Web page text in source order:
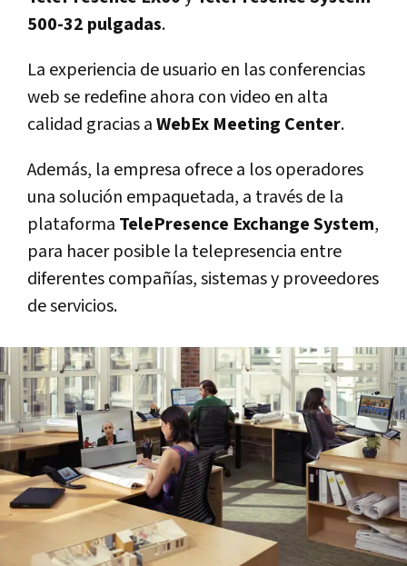
500-32 pulgadas.
La experiencia de usuario en las conferencias
web se redefine ahora con video en alta
calidad gracias aWebEx Meeting Center.
Además, la empresa ofrece a los operadores
una solución empaquetada, a través de la
plataforma TelePresence Exchange System,
para hacer posible la telepresencia entre
diferentes compañías, sistemas y proveedores
de servicios.